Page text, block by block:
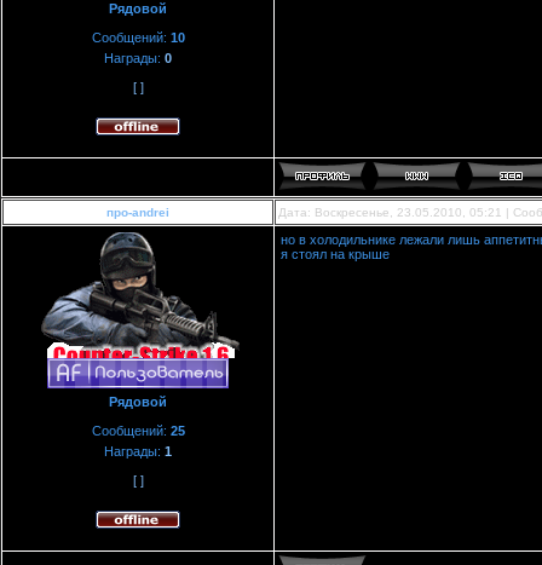
Рядовой
Сообщений: 10
Награды: 0
[ ]
про-andrei Дата: Воскресенье, 23.05.2010, 05:21 |
Рядовой
Сообщений: 25
Награды: 1
[ ]
но в холодильнике лежали лишь
я стоял на крыше